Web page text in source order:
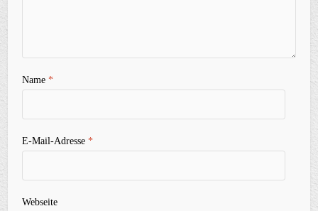
Name*
E-Mail-Adresse*
Webseite